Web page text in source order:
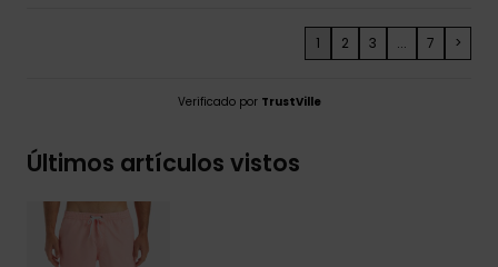
1 2 3 ... 7 >
Verificado por TrustVille
Últimos artículos vistos